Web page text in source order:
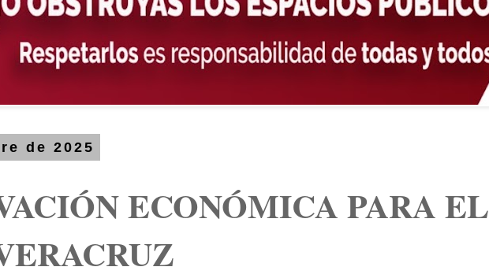
de 2025
ECONÓMICA PARA EL